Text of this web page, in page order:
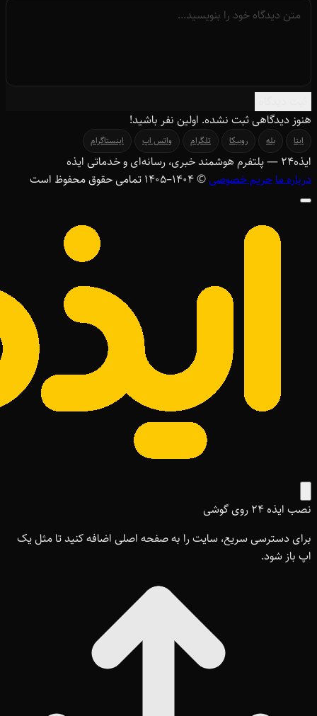
هنوز دیدگاهی ثبت نشده. اولین نفر باشید!
ایتا بله روبیکا تلگرام واتس اپ اینستاگرام
ایذه۲۴ — پلتفرم هوشمند خبری، رسانه‌ای و خدماتی ایذه
درباره ماحریم خصوصی© ۱۴۰۴–1405 تمامی حقوق محفوظ است
نصب ایذه ۲۴ روی گوشی
برای دسترسی سریع، سایت را به صفحه اصلی اضافه کنید تا مثل یک
اپ باز شود.